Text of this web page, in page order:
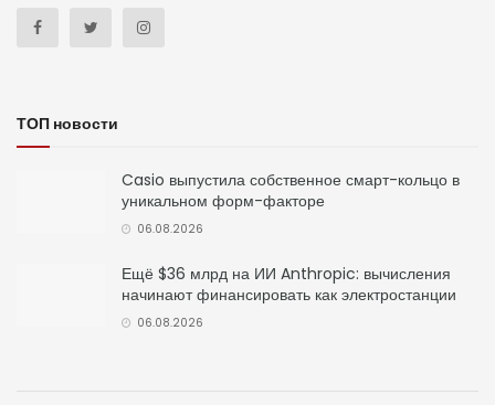
ТОП новости
Casio выпустила собственное смарт-кольцо в
уникальном форм-факторе
06.08.2026
Ещё $36 млрд на ИИ Anthropic: вычисления
начинают финансировать как электростанции
06.08.2026